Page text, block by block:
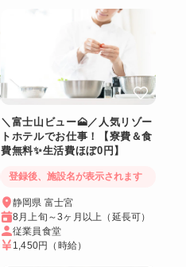
＼富士山ビュー🗻／人気リゾー
トホテルでお仕事！【寮費＆食
費無料✨生活費ほぼ0円】
登録後、施設名が表示されます
静岡県 富士宮
8月上旬～3ヶ月以上（延長可）
従業員食堂
1,450円 （時給）